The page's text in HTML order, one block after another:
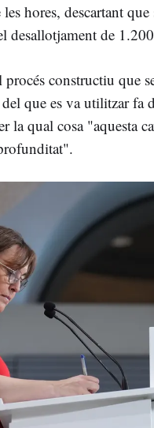
les hores, descartant
desallotjament de
constructiu que
que es va utilitzar fa
la qual cosa "aquesta